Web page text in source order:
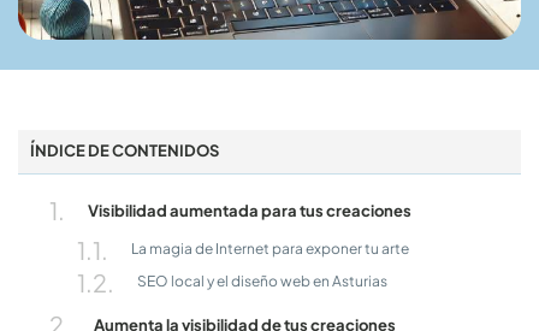
ÍNDICE DE CONTENIDOS
Visibilidad aumentada para tus creaciones
La magia de Internet para exponer tu arte
SEO local y el diseño web en Asturias
Aumenta la visibilidad de tus creaciones